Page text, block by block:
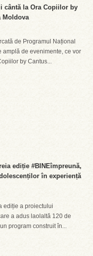
cântă la Ora Copiilor by
Moldova
de Programul Național
de evenimente, ce vor
by Cantus...
ediție #BINEîmpreună,
în experiență
ediție a proiectului
a adus laolaltă 120 de
program construit în...